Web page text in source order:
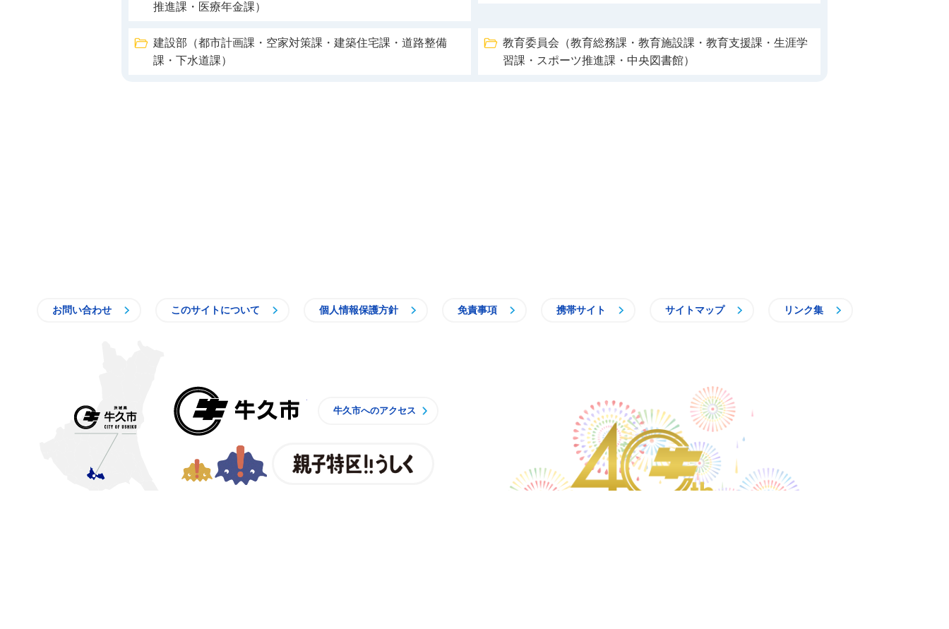
推進課・医療年金課）
建設部（都市計画課・空家対策課・建築住宅課・道路整備
課・下水道課）
教育委員会（教育総務課・教育施設課・教育支援課・生涯学
習課・スポーツ推進課・中央図書館）
お問い合わせ このサイトについて 個人情報保護方針 免責事項 携帯サイト サイトマップ リンク集
牛久市へのアクセス